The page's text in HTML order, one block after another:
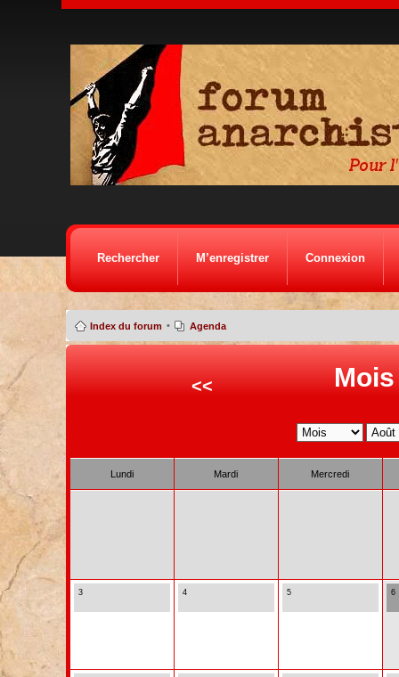
Rechercher M’enregistrer Connexion
Index du forum • Agenda
<<
Lundi Mardi Mercredi
3 4 5 6